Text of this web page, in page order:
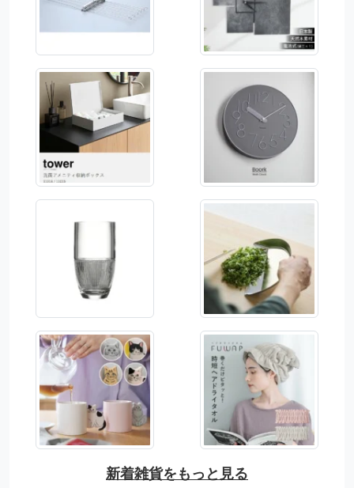
新着雑貨をもっと見る